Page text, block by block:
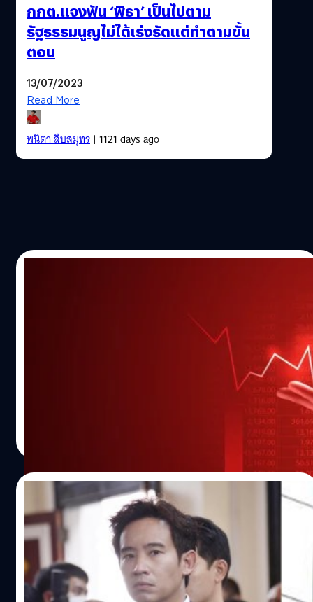
กกต.แจงฟัน ‘พิธา’ เป็นไปตาม
รัฐธรรมนูญไม่ได้เร่งรัดแต่ทำตามขั้น
ตอน
13/07/2023
Read More
พนิตา สืบสมุทร| 1121 days ago
หุ้นไทยเริ่มปรับตัวลดลง เนื่องจากการโต้กลับของเลขาธิการ
พรรคก้าวไกลที่ระบุว่า มติดังกล่าวของ กกต. ดำเนินการไม่ถูก
12/07/2023
กกต. เชือด ‘พิธา’ มีมติส่งศาลรัฐธรรมนูญ ฟัน
พ้น ส.ส. เหตุถือหุ้น itv
รวมทั้งมีคำขอให้ศาลรัฐธรรมนูญพิจารณาสั่งให้ยุติการปฏิบัติ
หน้าที่ ส.ส. ไว้จนกว่าศาลจะมีคำวินิจฉัย หลังใช้เวลากว่า 3 วัน